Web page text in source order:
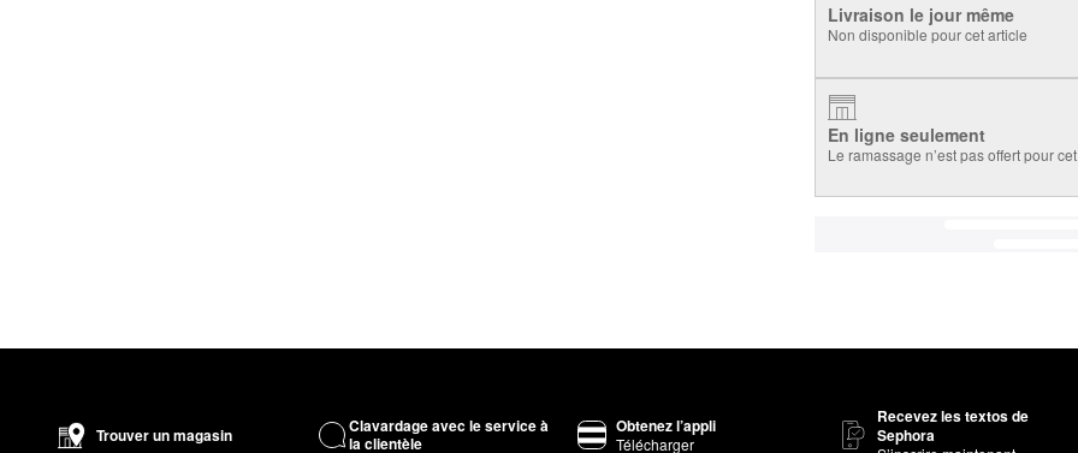
Livraison le jour même
Non disponible pour cet article
En ligne seulement
Le ramassage n’est pas offert pour
Trouver un magasin
Clavardage avec le service à
la clientèle
Obtenez l’appli
Télécharger
Recevez les textos de
Sephora